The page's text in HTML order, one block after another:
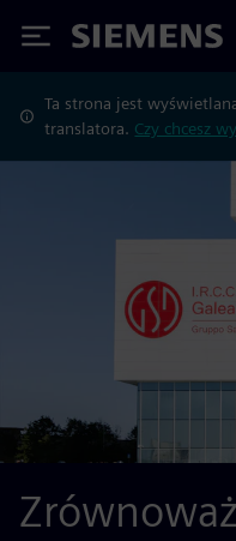
Siemens
Ta strona jest
translatora. Czy chcesz